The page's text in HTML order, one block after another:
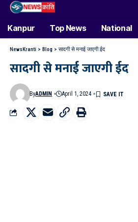
Kanpur Top News National
NewsKranti > Blog > सादगी से मनाई जाएगी ईद
सादगी से मनाई जाएगी ईद
ByADMIN April 1, 2024